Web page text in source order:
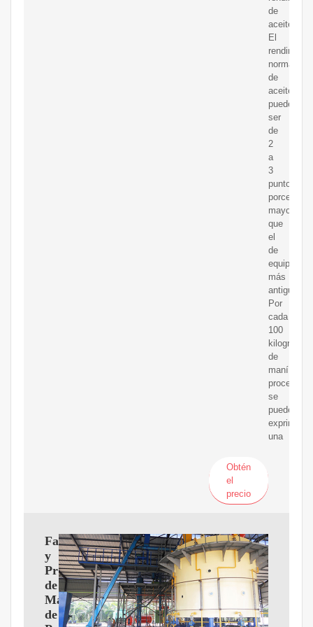
de
aceite.
El
normal
de
aceite
puede
ser
de
2
a
3
puntos
mayor
que
el
de
equipos
más
antiguos.
Por
cada
100
kilogramos
de
maní
procesado,
se
puede
exprimir
una
Obtén
el
precio
Fabricante
y
Proveedor
de
Máquinas
de